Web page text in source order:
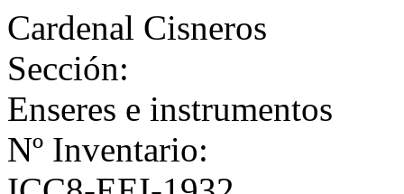
Cardenal Cisneros
Sección:
Enseres e instrumentos
Nº Inventario: